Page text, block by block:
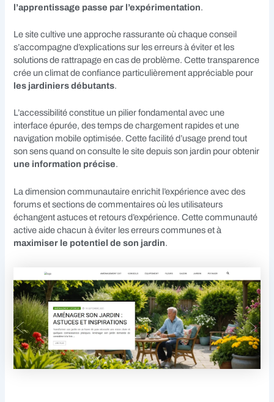
l’apprentissage passe par l’expérimentation.
Le site cultive une approche rassurante où chaque conseil
s’accompagne d’explications sur les erreurs à éviter et les
solutions de rattrapage en cas de problème. Cette transparence
crée un climat de confiance particulièrement appréciable pour
les jardiniers débutants.
L’accessibilité constitue un pilier fondamental avec une
interface épurée, des temps de chargement rapides et une
navigation mobile optimisée. Cette facilité d’usage prend tout
son sens quand on consulte le site depuis son jardin pour obtenir
une information précise.
La dimension communautaire enrichit l’expérience avec des
forums et sections de commentaires où les utilisateurs
échangent astuces et retours d’expérience. Cette communauté
active aide chacun à éviter les erreurs communes et à
maximiser le potentiel de son jardin.